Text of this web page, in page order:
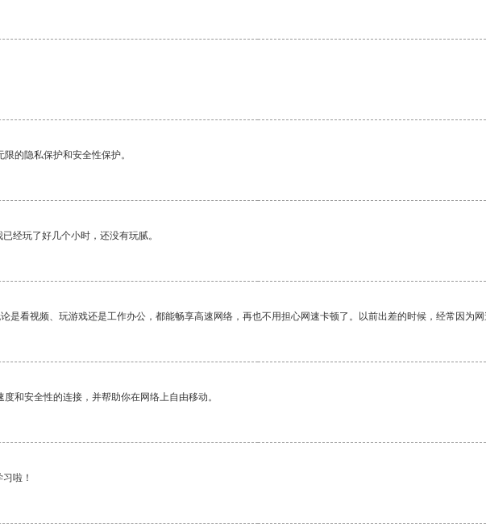
的隐私保护和安全性保护。
经玩了好几个小时，还没有玩腻。
是看视频、玩游戏还是工作办公，都能畅享高速网络，再也不用担心网速卡顿了。以前出差的时候，经常因为
和安全性的连接，并帮助你在网络上自由移动。
啦！